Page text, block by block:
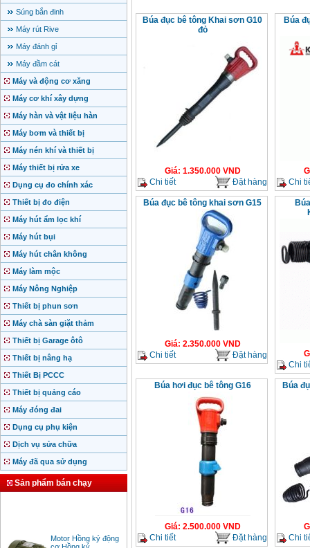
Súng bắn đinh
Máy rút Rive
Máy đánh gỉ
Máy đầm cát
Máy và động cơ xăng
Máy cơ khí xây dựng
Máy hàn và vật liệu hàn
Máy bơm và thiết bị
Máy nén khí và thiết bị
Máy thiết bị rửa xe
Dụng cụ đo chính xác
Thiết bị đo điện
Máy hút ẩm lọc khí
Máy hút bụi
Máy hút chân không
Máy làm mộc
Máy Nông Nghiệp
Thiết bị phun sơn
Máy chà sàn giặt thảm
Thiết bị Garage ôtô
Thiết bị nâng hạ
Thiết Bị PCCC
Thiết bị quảng cáo
Máy đóng đai
Dụng cụ phụ kiện
Dịch vụ sửa chữa
Máy đã qua sử dụng
Sản phẩm bán chạy
Motor Hồng ký động
cơ Hồng ký
Búa đục bê tông Khai sơn G10
đỏ
Giá: 1.350.000VND
Chi tiết
Đặt hàng
Búa
Chi
Búa đục bê tông khai sơn G15
Giá: 2.350.000VND
Chi tiết
Đặt hàng
Chi
Búa hơi đục bê tông G16
Giá: 2.500.000VND
Chi tiết
Đặt hàng
Búa
Chi